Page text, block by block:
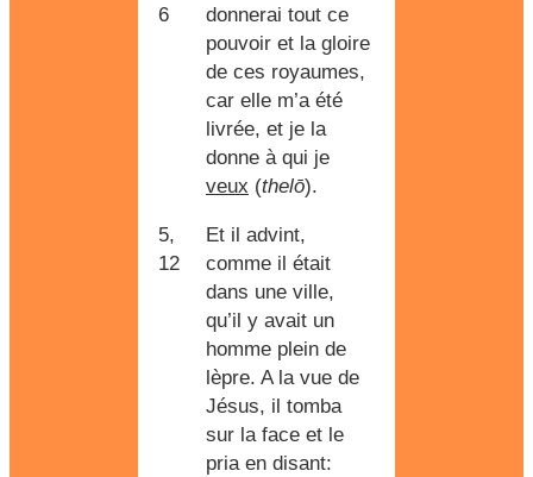
6
donnerai tout ce
pouvoir et la gloire
de ces royaumes,
car elle m’a été
livrée, et je la
donne à qui je
veux (thelō).
5,
12
Et il advint,
comme il était
dans une ville,
qu’il y avait un
homme plein de
lèpre. A la vue de
Jésus, il tomba
sur la face et le
pria en disant: